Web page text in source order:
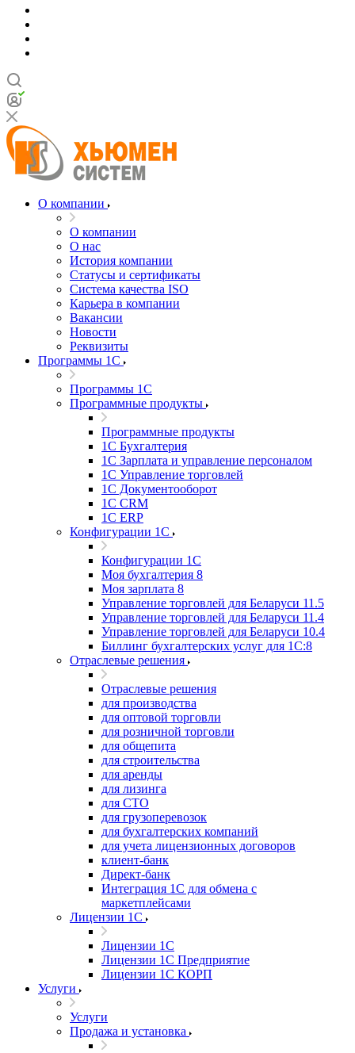
О компании
О компании
О нас
История компании
Статусы и сертификаты
Система качества ISO
Карьера в компании
Вакансии
Новости
Реквизиты
Программы 1С
Программы 1С
Программные продукты
Программные продукты
1С Бухгалтерия
1С Зарплата и управление персоналом
1С Управление торговлей
1С Документооборот
1С CRM
1С ERP
Конфигурации 1С
Конфигурации 1С
Моя бухгалтерия 8
Моя зарплата 8
Управление торговлей для Беларуси 11.5
Управление торговлей для Беларуси 11.4
Управление торговлей для Беларуси 10.4
Биллинг бухгалтерских услуг для 1С:8
Отраслевые решения
Отраслевые решения
для производства
для оптовой торговли
для розничной торговли
для общепита
для строительства
для аренды
для лизинга
для СТО
для грузоперевозок
для бухгалтерских компаний
для учета лицензионных договоров
клиент-банк
Директ-банк
Интеграция 1C для обмена с
маркетплейсами
Лицензии 1С
Лицензии 1С
Лицензии 1С Предприятие
Лицензии 1С КОРП
Услуги
Услуги
Продажа и установка